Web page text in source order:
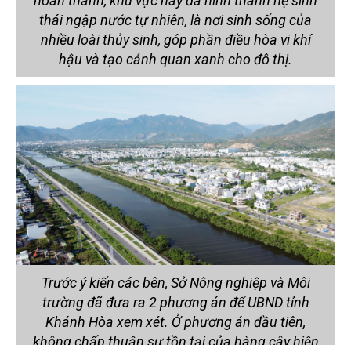
thái ngập nước tự nhiên, là nơi sinh sống của
nhiều loài thủy sinh, góp phần điều hòa vi khí
hậu và tạo cảnh quan xanh cho đô thị.
Trước ý kiến các bên, Sở Nông nghiệp và Môi
trường đã đưa ra 2 phương án để UBND tỉnh
Khánh Hòa xem xét. Ở phương án đầu tiên,
không chấp thuận sự tồn tại của hàng cây hiện